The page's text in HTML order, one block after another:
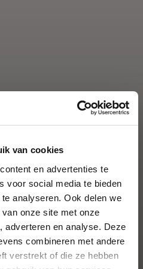
van cookies
en advertenties te
voor social media te bieden
analyseren. Ook delen we
onze site met onze
adverteren en analyse. Deze
combineren met andere
verstrekt of die ze hebben